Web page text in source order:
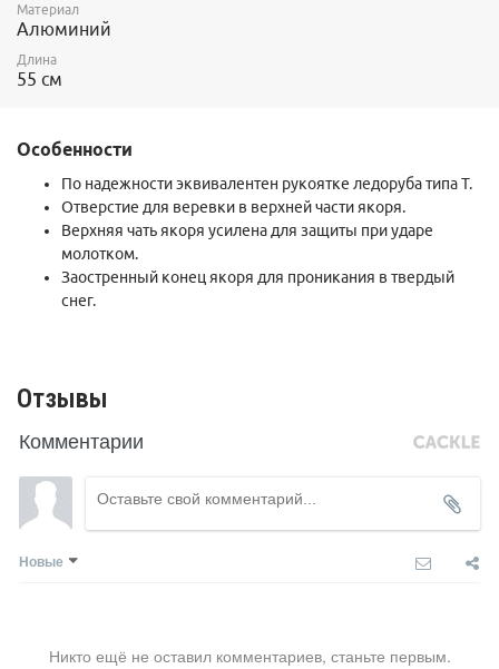
Материал
Алюминий
Длина
55 см
Особенности
По надежности эквивалентен рукоятке ледоруба типа Т.
Отверстие для веревки в верхней части якоря.
Верхняя чать якоря усилена для защиты при ударе
молотком.
Заостренный конец якоря для проникания в твердый
снег.
Отзывы
Комментарии
Новые
Никто ещё не оставил комментариев, станьте первым.